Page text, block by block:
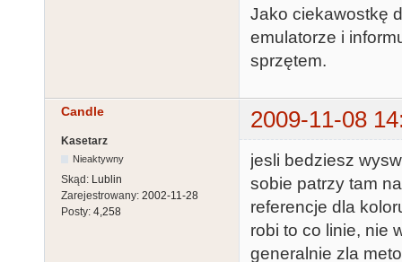
Jako ciekawostkę
emulatorze i
sprzętem.
Candle 2009-11-08
Kasetarz
Nieaktywny
Skąd: Lublin
Zarejestrowany: 2002-11-28
Posty: 4,258
jesli bedziesz
sobie patrzy tam
referencje dla
robi to co linie, nie
generalnie zla